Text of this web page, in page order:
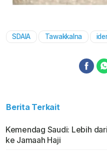
SDAIA Tawakkalna
Berita Terkait
Kemendag Saudi: Lebih
ke Jamaah Haji